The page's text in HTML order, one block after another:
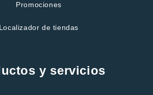
Promociones
Localizador de tiendas
y servicios